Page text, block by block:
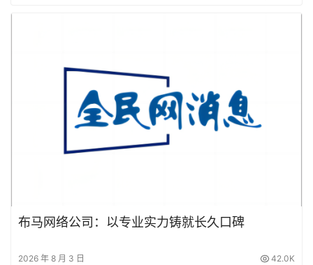
布马网络公司：以专业实力铸就长久口碑
2026 年 8 月 3 日 42.0K